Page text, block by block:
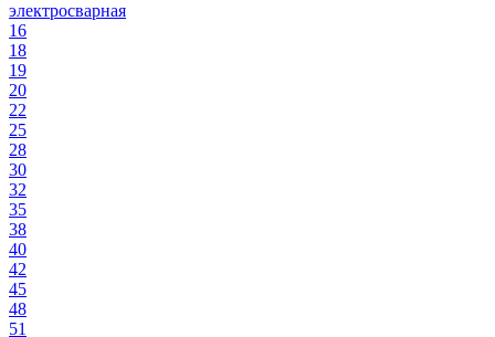
электросварная
16
18
19
20
22
25
28
30
32
35
38
40
42
45
48
51